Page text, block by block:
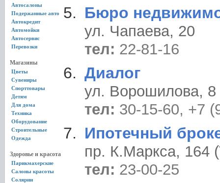
Автосалоны
Подержанные авто
Автокредит
Автомойки
Автосервис
Перевозки
Магазины
Цветы
Сувениры
Спорттовары
Детям
Для дома
Техника
Оборудование
Строительные
Одежда
Здоровье и красота
Парикмахерские
Салоны красоты
Солярии
Бюро
ул. Чапаева, 20
тел: 22-81-16
Диалог
ул. Ворошилова, 8
тел: 30-15-60, +7
Ипотечный
пр. К.Маркса, 164
тел: 23-00-25